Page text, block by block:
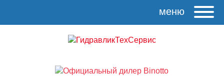
меню